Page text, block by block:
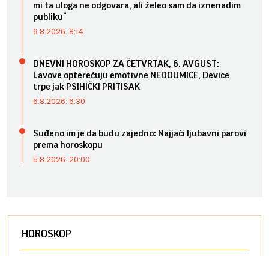
mi ta uloga ne odgovara, ali želeo sam da iznenadim
publiku“
6.8.2026. 8:14
DNEVNI HOROSKOP ZA ČETVRTAK, 6. AVGUST:
Lavove opterećuju emotivne NEDOUMICE, Device
trpe jak PSIHIČKI PRITISAK
6.8.2026. 6:30
Suđeno im je da budu zajedno: Najjači ljubavni parovi
prema horoskopu
5.8.2026. 20:00
HOROSKOP